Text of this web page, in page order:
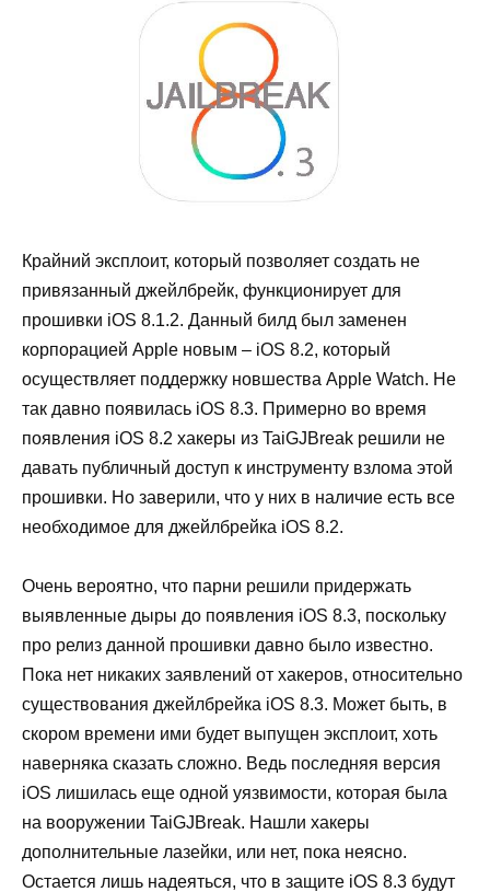
Крайний эксплоит, который позволяет создать не
привязанный джейлбрейк, функционирует для
прошивки iOS 8.1.2. Данный билд был заменен
корпорацией Apple новым – iOS 8.2, который
осуществляет поддержку новшества Apple Watch. Не
так давно появилась iOS 8.3. Примерно во время
появления iOS 8.2 хакеры из TaiGJBreak решили не
давать публичный доступ к инструменту взлома этой
прошивки. Но заверили, что у них в наличие есть все
необходимое для джейлбрейка iOS 8.2.
Очень вероятно, что парни решили придержать
выявленные дыры до появления iOS 8.3, поскольку
про релиз данной прошивки давно было известно.
Пока нет никаких заявлений от хакеров, относительно
существования джейлбрейка iOS 8.3. Может быть, в
скором времени ими будет выпущен эксплоит, хоть
наверняка сказать сложно. Ведь последняя версия
iOS лишилась еще одной уязвимости, которая была
на вооружении TaiGJBreak. Нашли хакеры
дополнительные лазейки, или нет, пока неясно.
Остается лишь надеяться, что в защите iOS 8.3 будут